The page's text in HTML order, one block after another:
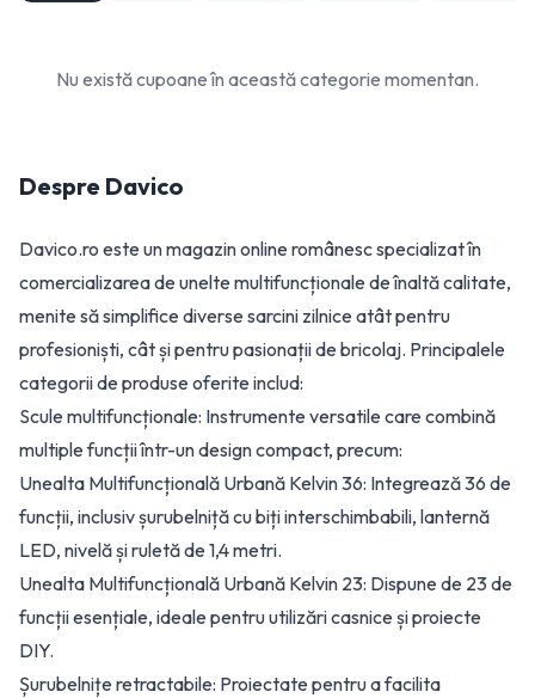
Nu există cupoane în această categorie momentan.
Despre Davico
Davico.ro este un magazin online românesc specializat în
comercializarea de unelte multifuncționale de înaltă calitate,
menite să simplifice diverse sarcini zilnice atât pentru
profesioniști, cât și pentru pasionații de bricolaj. Principalele
categorii de produse oferite includ:
Scule multifuncționale: Instrumente versatile care combină
multiple funcții într-un design compact, precum:
Unealta Multifuncțională Urbană Kelvin 36: Integrează 36 de
funcții, inclusiv șurubelniță cu biți interschimbabili, lanternă
LED, nivelă și ruletă de 1,4 metri.
Unealta Multifuncțională Urbană Kelvin 23: Dispune de 23 de
funcții esențiale, ideale pentru utilizări casnice și proiecte
DIY.
Șurubelnițe retractabile: Proiectate pentru a facilita